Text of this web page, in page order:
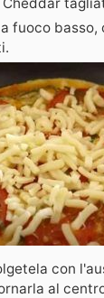
fuoco basso,
con
al